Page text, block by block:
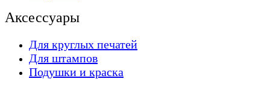
Аксессуары
Для круглых печатей
Для штампов
Подушки и краска